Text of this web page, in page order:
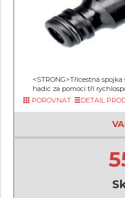
<STRONG>Třícestná
hadic za pomocí tří
POROVNAT
DETAIL